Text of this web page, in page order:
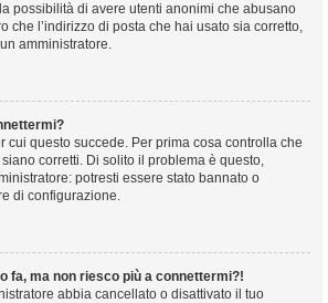
possibilità di avere utenti anonimi che abusano
che l’indirizzo di posta che hai usato sia corretto,
amministratore.
cui questo succede. Per prima cosa controlla che
corretti. Di solito il problema è questo,
potresti essere stato bannato o
di configurazione.
fa, ma non riesco più a connettermi?!
abbia cancellato o disattivato il tuo